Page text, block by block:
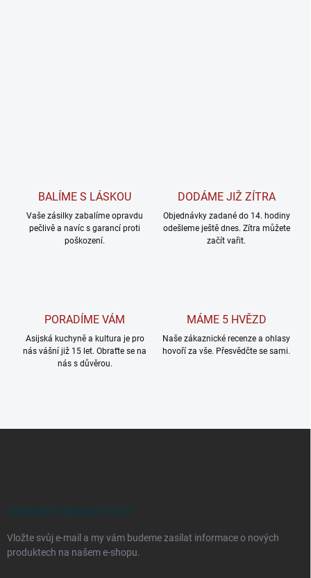
BALÍME S LÁSKOU
Vaše zásilky zabalíme opravdu
pečlivě a navíc s garancí proti
poškození.
DODÁME JIŽ ZÍTRA
Objednávky zadané do 14. hodiny
odešleme ještě dnes. Zítra můžete
začít vařit.
PORADÍME VÁM
Asijská kuchyně a kultura je pro
nás vášní již 15 let. Obraťte se na
nás s důvěrou.
MÁME 5 HVĚZD
Naše zákaznické recenze a ohlasy
hovoří za vše. Přesvědčte se sami.
ODEBÍRAT NEWSLETTER
Vložte svůj e-mail a my vám budeme zasílat informace o nových
produktech na našem e-shopu.